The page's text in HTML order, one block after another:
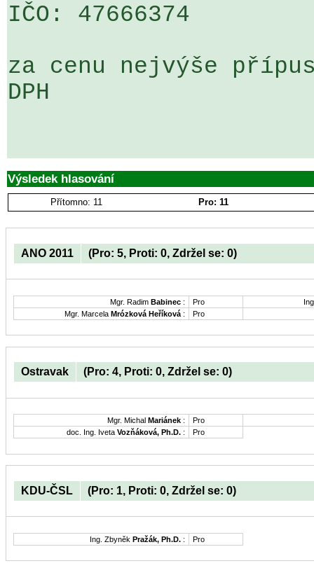
IČO: 47666374
za cenu nejvýše
DPH
Výsledek hlasování
Přítomno: 11 Pro: 11
ANO 2011 (Pro: 5, Proti: 0, Zdržel se: 0)
Mgr. Radim Babinec : Pro
Mgr. Marcela Mrózková Heříková : Pro
Ostravak (Pro: 4, Proti: 0, Zdržel se: 0)
Mgr. Michal Mariánek :
Pro
doc. Ing. Iveta Vozňáková, Ph.D. : Pro
KDU-ČSL (Pro: 1, Proti: 0, Zdržel se: 0)
Ing. Zbyněk Pražák, Ph.D. : Pro